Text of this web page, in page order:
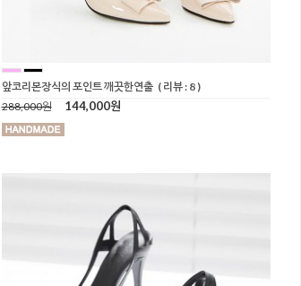
앞코리본장식의 포인트 깨끗한연출 ( 리뷰 : 8 )
288,000원
144,000원